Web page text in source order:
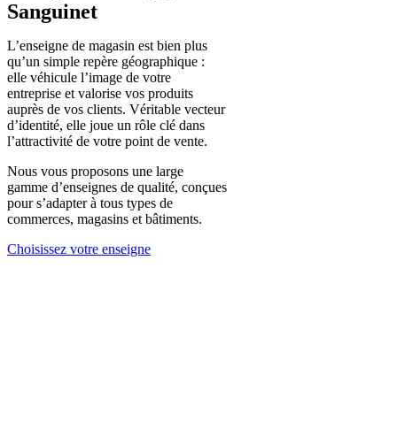
Sanguinet
L’enseigne de magasin est bien plus
qu’un simple repère géographique :
elle véhicule l’image de votre
entreprise et valorise vos produits
auprès de vos clients. Véritable vecteur
d’identité, elle joue un rôle clé dans
l’attractivité de votre point de vente.
Nous vous proposons une large
gamme d’enseignes de qualité, conçues
pour s’adapter à tous types de
commerces, magasins et bâtiments.
Choisissez votre enseigne